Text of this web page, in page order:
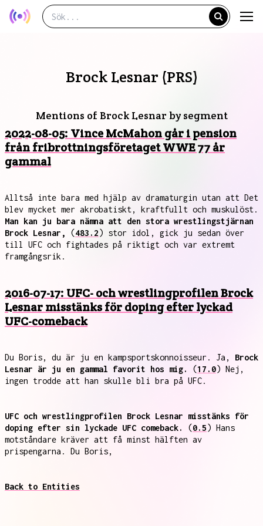
Brock Lesnar (PRS)
Mentions of Brock Lesnar by segment
2022-08-05: Vince McMahon går i pension
från fribrottningsföretaget WWE 77 år
gammal
Alltså inte bara med hjälp av dramaturgin utan att Det
blev mycket mer akrobatiskt, kraftfullt och muskulöst.
Man kan ju bara nämna att den stora wrestlingstjärnan
Brock Lesnar,
(483.2) stor idol, gick ju sedan över
till UFC och fightades på riktigt och var extremt
framgångsrik.
2016-07-17: UFC- och wrestlingprofilen Brock
Lesnar misstänks för doping efter lyckad
UFC-comeback
Du Boris, du är ju en kampsportskonnoisseur. Ja, Brock
Lesnar är ju en gammal favorit hos mig.
(17.0) Nej,
ingen trodde att han skulle bli bra på UFC.
UFC och wrestlingprofilen Brock Lesnar misstänks för
doping efter sin lyckade UFC comeback.
(0.5) Hans
motståndare kräver att få minst hälften av
prispengarna. Du Boris,
Back to Entities